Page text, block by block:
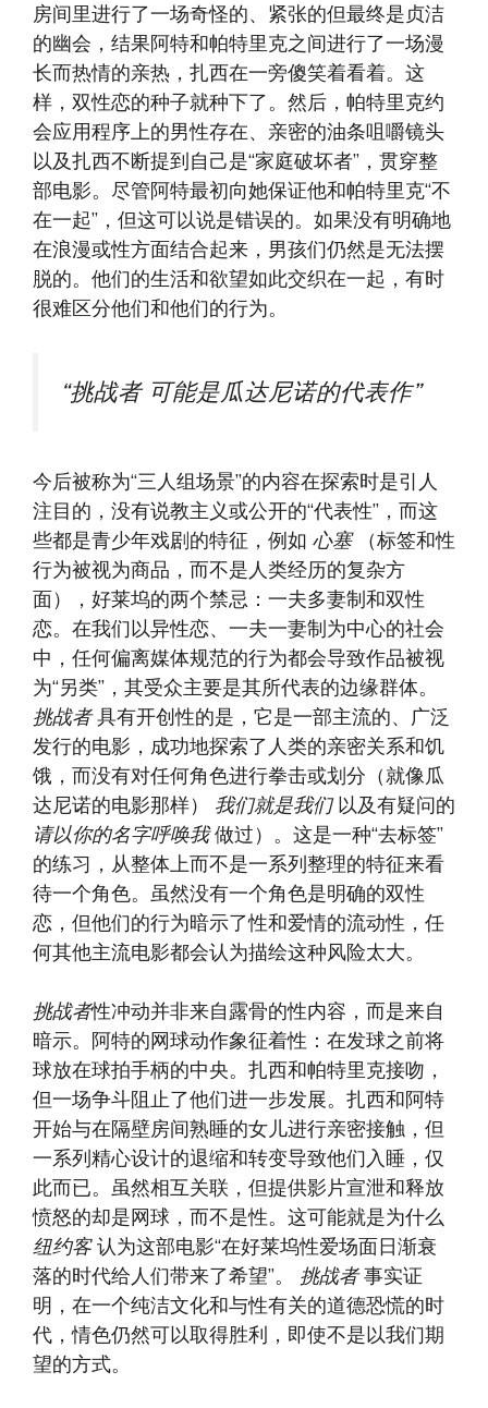
房间里进行了一场奇怪的、紧张的但最终是贞洁
的幽会，结果阿特和帕特里克之间进行了一场漫
长而热情的亲热，扎西在一旁傻笑着看着。这
样，双性恋的种子就种下了。然后，帕特里克约
会应用程序上的男性存在、亲密的油条咀嚼镜头
以及扎西不断提到自己是“家庭破坏者”，贯穿整
部电影。尽管阿特最初向她保证他和帕特里克“不
在一起”，但这可以说是错误的。如果没有明确地
在浪漫或性方面结合起来，男孩们仍然是无法摆
脱的。他们的生活和欲望如此交织在一起，有时
很难区分他们和他们的行为。
“挑战者 可能是瓜达尼诺的代表作”
今后被称为“三人组场景”的内容在探索时是引人
注目的，没有说教主义或公开的“代表性”，而这
些都是青少年戏剧的特征，例如 心塞 （标签和性
行为被视为商品，而不是人类经历的复杂方
面），好莱坞的两个禁忌：一夫多妻制和双性
恋。在我们以异性恋、一夫一妻制为中心的社会
中，任何偏离媒体规范的行为都会导致作品被视
为“另类”，其受众主要是其所代表的边缘群体。
挑战者具有开创性的是，它是一部主流的、广泛
发行的电影，成功地探索了人类的亲密关系和饥
饿，而没有对任何角色进行拳击或划分（就像瓜
达尼诺的电影那样） 我们就是我们以及有疑问的
请以你的名字呼唤我做过）。这是一种“去标签”
的练习，从整体上而不是一系列整理的特征来看
待一个角色。虽然没有一个角色是明确的双性
恋，但他们的行为暗示了性和爱情的流动性，任
何其他主流电影都会认为描绘这种风险太大。
挑战者性冲动并非来自露骨的性内容，而是来自
暗示。阿特的网球动作象征着性：在发球之前将
球放在球拍手柄的中央。扎西和帕特里克接吻，
但一场争斗阻止了他们进一步发展。扎西和阿特
开始与在隔壁房间熟睡的女儿进行亲密接触，但
一系列精心设计的退缩和转变导致他们入睡，仅
此而已。虽然相互关联，但提供影片宣泄和释放
愤怒的却是网球，而不是性。这可能就是为什么
纽约客认为这部电影“在好莱坞性爱场面日渐衰
落的时代给人们带来了希望”。 挑战者事实证
明，在一个纯洁文化和与性有关的道德恐慌的时
代，情色仍然可以取得胜利，即使不是以我们期
望的方式。